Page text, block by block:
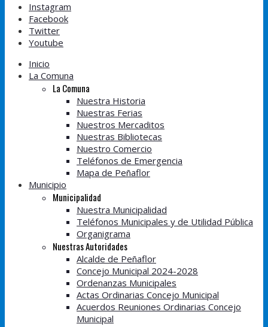
Instagram
Facebook
Twitter
Youtube
Inicio
La Comuna
La Comuna
Nuestra Historia
Nuestras Ferias
Nuestros Mercaditos
Nuestras Bibliotecas
Nuestro Comercio
Teléfonos de Emergencia
Mapa de Peñaflor
Municipio
Municipalidad
Nuestra Municipalidad
Teléfonos Municipales y de Utilidad Pública
Organigrama
Nuestras Autoridades
Alcalde de Peñaflor
Concejo Municipal 2024-2028
Ordenanzas Municipales
Actas Ordinarias Concejo Municipal
Acuerdos Reuniones Ordinarias Concejo
Municipal